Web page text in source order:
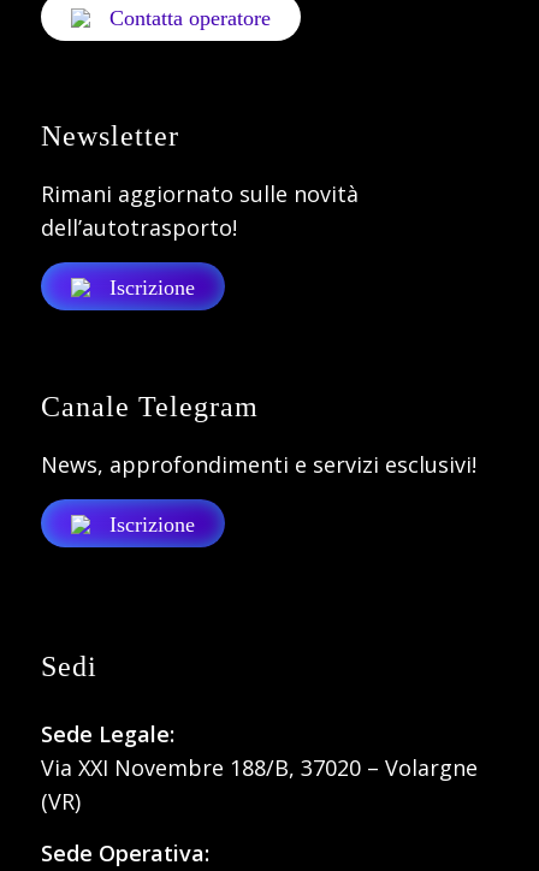
Contatta operatore
Newsletter
Rimani aggiornato sulle novità
dell’autotrasporto!
Iscrizione
Canale Telegram
News, approfondimenti e servizi esclusivi!
Iscrizione
Sedi
Sede Legale:
Via XXI Novembre 188/B, 37020 – Volargne
(VR)
Sede Operativa: